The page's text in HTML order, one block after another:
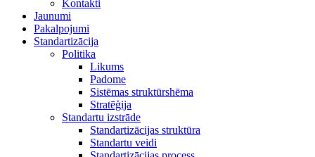
Kontakti
Jaunumi
Pakalpojumi
Standartizācija
Politika
Likums
Padome
Sistēmas struktūrshēma
Stratēģija
Standartu izstrāde
Standartizācijas struktūra
Standartu veidi